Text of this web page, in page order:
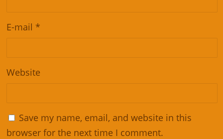
E-mail *
Website
Save my name, email, and website in this
browser for the next time I comment.